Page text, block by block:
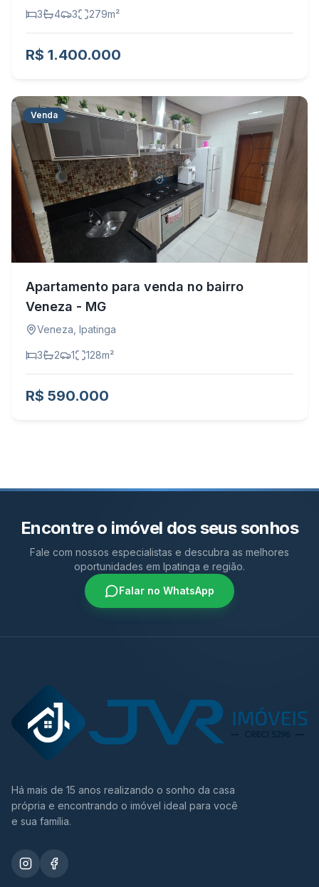
3 4 3 279m²
R$ 1.400.000
Venda
Apartamento para venda no bairro
Veneza - MG
Veneza Ipatinga
3 2 1 128m²
R$ 590.000
Encontre o imóvel dos seus sonhos
Fale com nossos especialistas e descubra as melhores
oportunidades em Ipatinga e região.
Falar no WhatsApp
Há mais de 15 anos realizando o sonho da casa
própria e encontrando o imóvel ideal para você
e sua família.